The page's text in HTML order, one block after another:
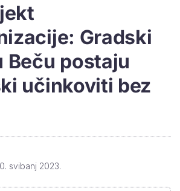
Gradski
Beču postaju
učinkoviti bez
svibanj 2023.